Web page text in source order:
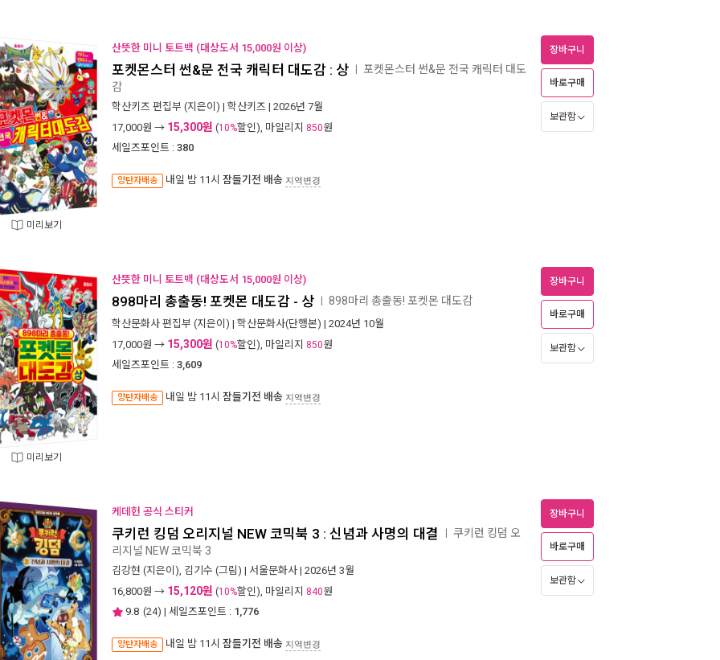
미리보기
산뜻한 미니 토트백 (대상도서 15,000원 이상)
포켓몬스터 썬&문 전국 캐릭터 대도감 : 상 포켓몬스터 썬&문 전국 캐릭터 대도
감
학산키즈 편집부 (지은이) | 학산키즈 | 2026년 7월
17,000원 → 15,300원 (10%할인), 마일리지 850원
세일즈포인트 : 380
양탄자배송 내일 밤 11시 잠들기전 배송 지역변경
장바구니
바로구매
보관함
미리보기
산뜻한 미니 토트백 (대상도서 15,000원 이상)
898마리 총출동! 포켓몬 대도감 - 상 898마리 총출동! 포켓몬 대도감
학산문화사 편집부 (지은이) | 학산문화사(단행본) | 2024년 10월
17,000원 → 15,300원 (10%할인), 마일리지 850원
세일즈포인트 : 3,609
양탄자배송 내일 밤 11시 잠들기전 배송 지역변경
장바구니
바로구매
보관함
케데헌 공식 스티커
쿠키런 킹덤 오리지널 NEW 코믹북 3 : 신념과 사명의 대결 쿠키런 킹덤 오
리지널 NEW 코믹북 3
김강현 (지은이), 김기수 (그림) | 서울문화사 | 2026년 3월
16,800원 → 15,120원 (10%할인), 마일리지 840원
9.8 (24) | 세일즈포인트 : 1,776
양탄자배송 내일 밤 11시 잠들기전 배송 지역변경
장바구니
바로구매
보관함